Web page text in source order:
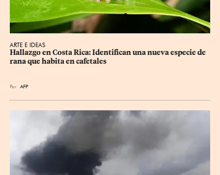
ARTE E IDEAS
Hallazgo en Costa Rica: Identifican una nueva especie de
rana que habita en cafetales
Por AFP